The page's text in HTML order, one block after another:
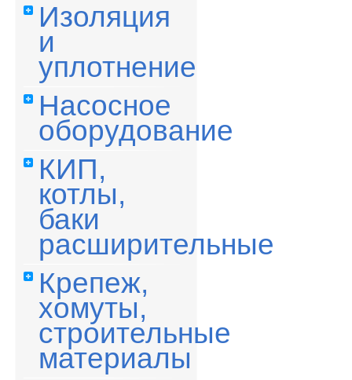
Изоляция
и
уплотнение
Насосное
оборудование
КИП,
котлы,
баки
расширительные
Крепеж,
хомуты,
строительные
материалы